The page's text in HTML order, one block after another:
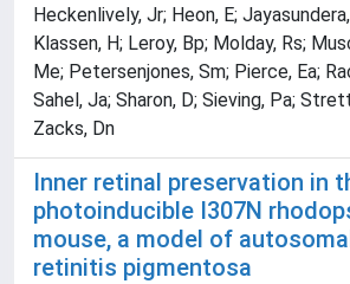
Heckenlively, Jr; Heon, E;
Klassen, H; Leroy, Bp; Molday, Rs;
Me; Petersenjones, Sm; Pierce, Ea;
Sahel, Ja; Sharon, D; Sieving, Pa;
Zacks, Dn
Inner retinal preservation in
photoinducible I307N
mouse, a model of
retinitis pigmentosa